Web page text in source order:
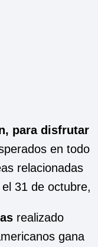
para disfrutar
en todo
relacionadas
31 de octubre,
realizado
gana